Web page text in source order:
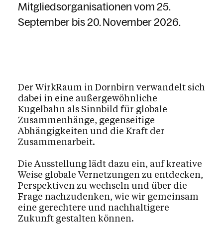
Mitgliedsorganisationen vom 25.
September bis 20. November 2026.
Der WirkRaum in Dornbirn verwandelt sich
dabei in eine außergewöhnliche
Kugelbahn als Sinnbild für globale
Zusammenhänge, gegenseitige
Abhängigkeiten und die Kraft der
Zusammenarbeit.
Die Ausstellung lädt dazu ein, auf kreative
Weise globale Vernetzungen zu entdecken,
Perspektiven zu wechseln und über die
Frage nachzudenken, wie wir gemeinsam
eine gerechtere und nachhaltigere
Zukunft gestalten können.